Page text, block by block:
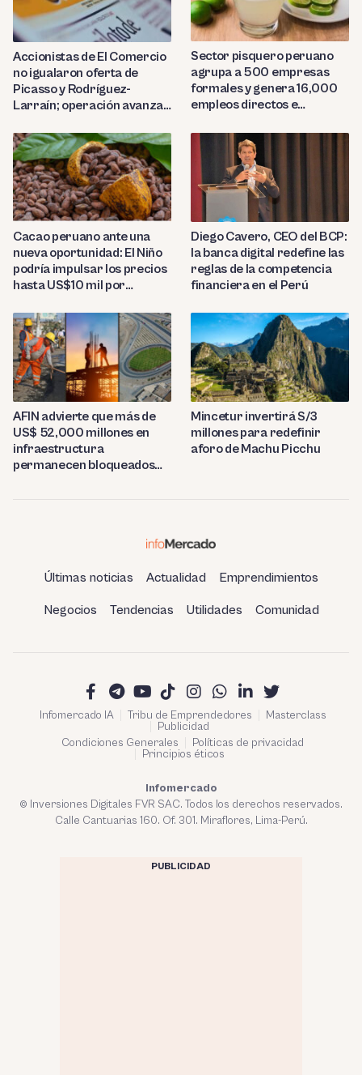
Accionistas de El Comercio
no igualaron oferta de
Picasso y Rodríguez-
Larraín; operación avanza
Sector pisquero peruano
agrupa a 500 empresas
formales y genera 16,000
empleos directos e
Cacao peruano ante una
nueva oportunidad: El Niño
podría impulsar los precios
hasta US$10 mil por
Diego Cavero, CEO del BCP:
la banca digital redefine las
reglas de la competencia
financiera en el Perú
AFIN advierte que más de
US$ 52,000 millones en
infraestructura
permanecen bloqueados
Mincetur invertirá S/3
millones para redefinir
aforo de Machu Picchu
Últimas noticias Actualidad Emprendimientos
Negocios Tendencias Utilidades Comunidad
Infomercado IA Tribu de Emprendedores
Masterclass
Publicidad
Condiciones Generales
Políticas de privacidad
Principios éticos
Infomercado
© Inversiones Digitales FVR SAC. Todos los derechos reservados.
Calle Cantuarias 160. Of. 301. Miraflores, Lima-Perú.
PUBLICIDAD